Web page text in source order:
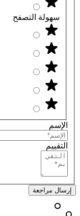
سهولة التصفح
الإسم
التقييم
إرسال مراجعة